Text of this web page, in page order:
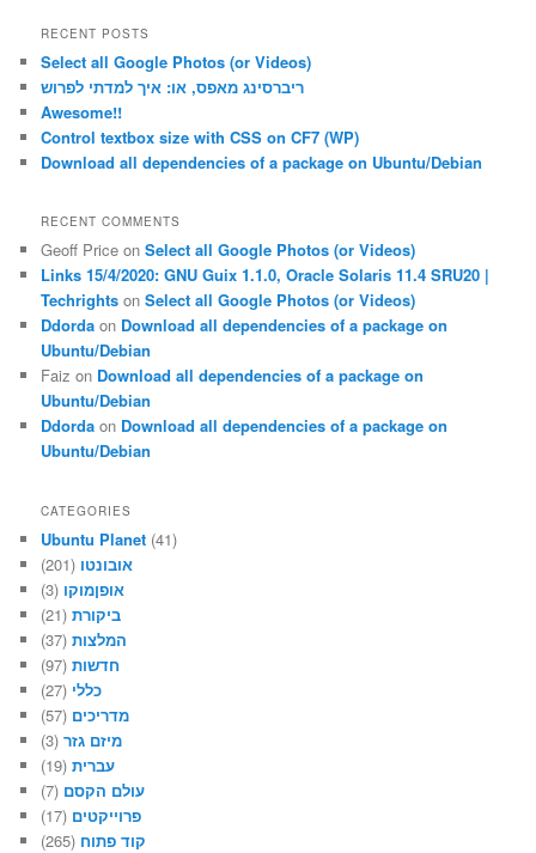
r
h
RECENT POSTS
Select all Google Photos (or Videos)
ריברסינג מאפס, או: איך למדתי לפרוש
Awesome!!
Control textbox size with CSS on CF7 (WP)
Download all dependencies of a package on Ubuntu/Debian
RECENT COMMENTS
Geoff Price onSelect all Google Photos (or Videos)
Links 15/4/2020: GNU Guix 1.1.0, Oracle Solaris 11.4 SRU20 |
Techrights onSelect all Google Photos (or Videos)
Ddorda on Download all dependencies of a package on
Ubuntu/Debian
Faiz on Download all dependencies of a package on
Ubuntu/Debian
Ddorda on Download all dependencies of a package on
Ubuntu/Debian
CATEGORIES
Ubuntu Planet (41)
אובונטו (201)
אופןמוקו (3)
ביקורת(21)
המלצות(37)
חדשות(97)
כללי (27)
מדריכים (57)
מיזם גזר(3)
עברית(19)
עולם הקסם (7)
פרוייקטים (17)
קוד פתוח (265)